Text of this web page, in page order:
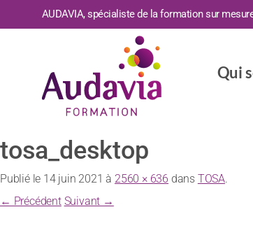
AUDAVIA, spécialiste de la formation sur
Qui
tosa_desktop
Publié le 14 juin 2021 à 2560 × 636 dans TOSA.
← Précédent Suivant →